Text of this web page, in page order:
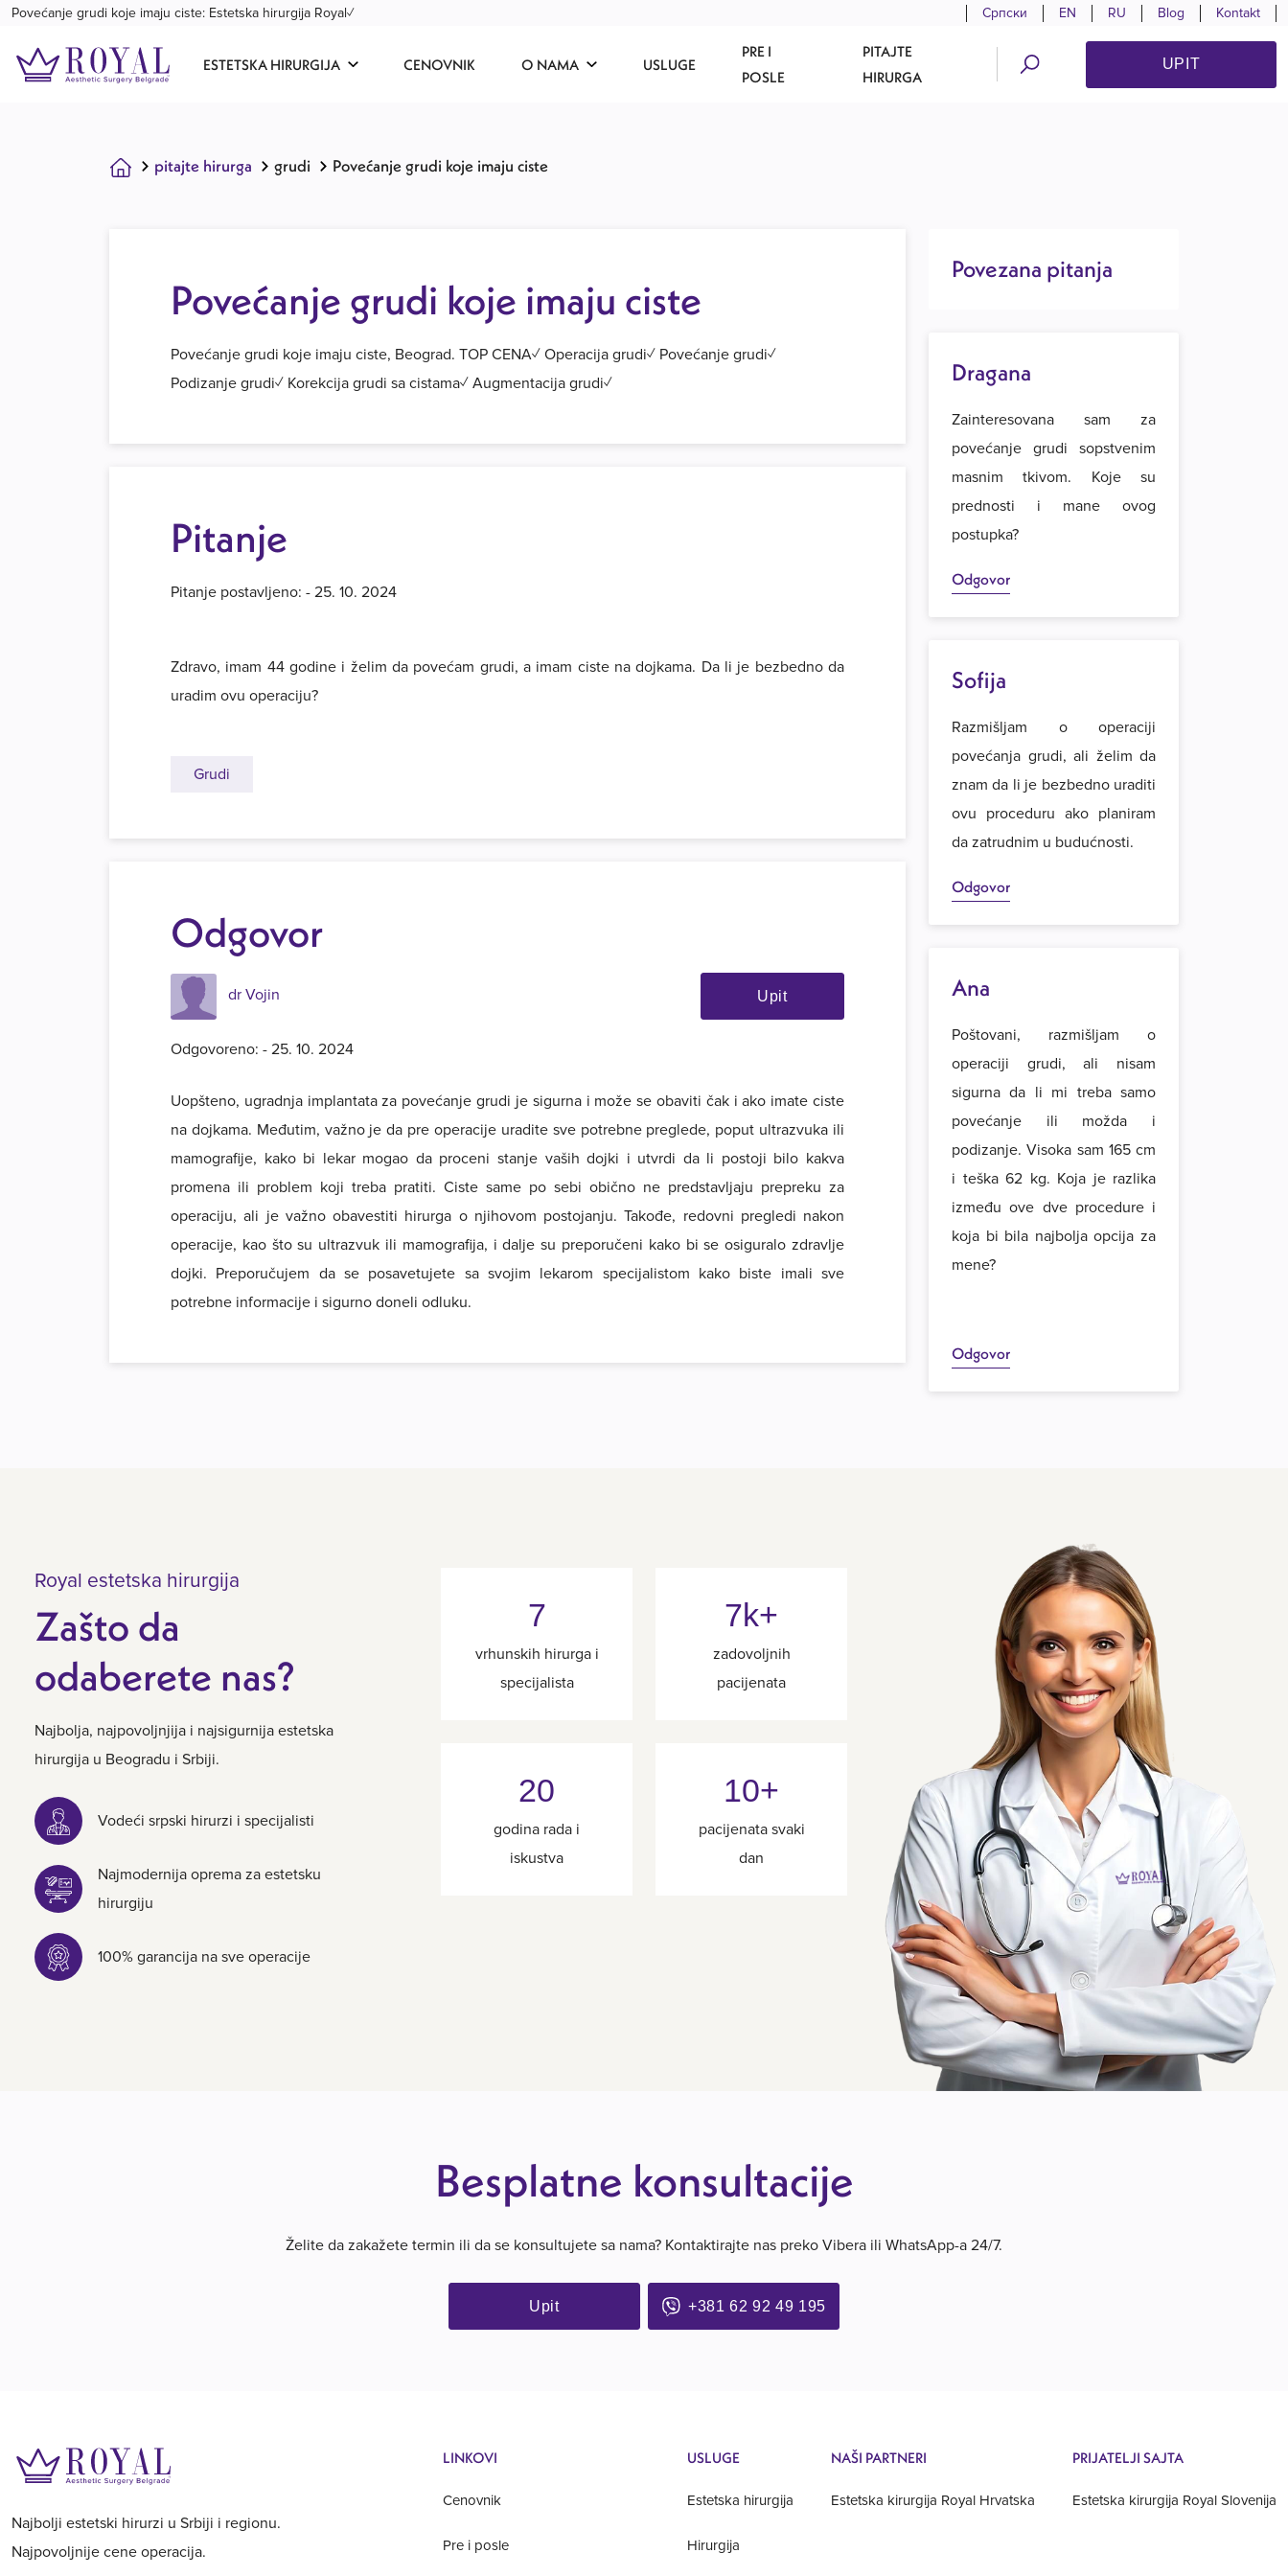
Povećanje grudi koje imaju ciste: Estetska hirurgija Royal✓ Српски EN RU Blog Kontakt
ESTETSKA HIRURGIJA CENOVNIK O NAMA USLUGE
PRE I
POSLE
PITAJTE
HIRURGA
UPIT
pitajte hirurga grudi Povećanje grudi koje imaju ciste
Povećanje grudi koje imaju ciste
Povećanje grudi koje imaju ciste, Beograd. TOP CENA✓ Operacija grudi✓ Povećanje grudi✓
Podizanje grudi✓ Korekcija grudi sa cistama✓ Augmentacija grudi✓
Pitanje
Pitanje postavljeno: - 25. 10. 2024
Zdravo, imam 44 godine i želim da povećam grudi, a imam ciste na dojkama. Da li je bezbedno da
uradim ovu operaciju?
Grudi
Odgovor
dr Vojin Upit
Odgovoreno: - 25. 10. 2024
Uopšteno, ugradnja implantata za povećanje grudi je sigurna i može se obaviti čak i ako imate ciste
na dojkama. Međutim, važno je da pre operacije uradite sve potrebne preglede, poput ultrazvuka ili
mamografije, kako bi lekar mogao da proceni stanje vaših dojki i utvrdi da li postoji bilo kakva
promena ili problem koji treba pratiti. Ciste same po sebi obično ne predstavljaju prepreku za
operaciju, ali je važno obavestiti hirurga o njihovom postojanju. Takođe, redovni pregledi nakon
operacije, kao što su ultrazvuk ili mamografija, i dalje su preporučeni kako bi se osiguralo zdravlje
dojki. Preporučujem da se posavetujete sa svojim lekarom specijalistom kako biste imali sve
potrebne informacije i sigurno doneli odluku.
Povezana pitanja
Dragana
Zainteresovana sam za
povećanje grudi sopstvenim
masnim tkivom. Koje su
prednosti i mane ovog
postupka?
Odgovor
Sofija
Razmišljam o operaciji
povećanja grudi, ali želim da
znam da li je bezbedno uraditi
ovu proceduru ako planiram
da zatrudnim u budućnosti.
Odgovor
Ana
Poštovani, razmišljam o
operaciji grudi, ali nisam
sigurna da li mi treba samo
povećanje ili možda i
podizanje. Visoka sam 165 cm
i teška 62 kg. Koja je razlika
između ove dve procedure i
koja bi bila najbolja opcija za
mene?
Odgovor
Royal estetska hirurgija
Zašto da
odaberete nas?
Najbolja, najpovoljnjija i najsigurnija estetska
hirurgija u Beogradu i Srbiji.
Vodeći srpski hirurzi i specijalisti
Najmodernija oprema za estetsku
hirurgiju
100% garancija na sve operacije
7
vrhunskih hirurga i
specijalista
7k+
zadovoljnih
pacijenata
20
godina rada i
iskustva
10+
pacijenata svaki
dan
Besplatne konsultacije
Želite da zakažete termin ili da se konsultujete sa nama? Kontaktirajte nas preko Vibera ili WhatsApp-a 24/7.
Upit +381 62 92 49 195
Najbolji estetski hirurzi u Srbiji i regionu.
Najpovoljnije cene operacija.
LINKOVI
Cenovnik
Pre i posle
USLUGE
Estetska hirurgija
Hirurgija
NAŠI PARTNERI
Estetska kirurgija Royal Hrvatska
PRIJATELJI SAJTA
Estetska kirurgija Royal Slovenija